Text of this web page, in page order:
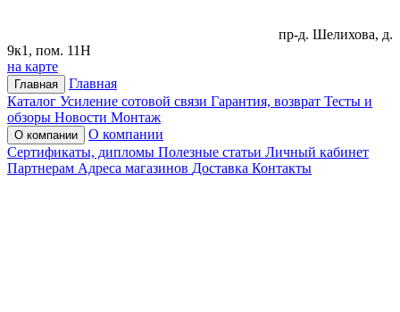
пр-д. Шелихова, д.
9к1, пом. 11Н
на карте
Главная
Главная
Каталог Усиление сотовой связи Гарантия, возврат Тесты и
обзоры Новости Монтаж
О компании
О компании
Сертификаты, дипломы Полезные статьи Личный кабинет
Партнерам Адреса магазинов Доставка Контакты